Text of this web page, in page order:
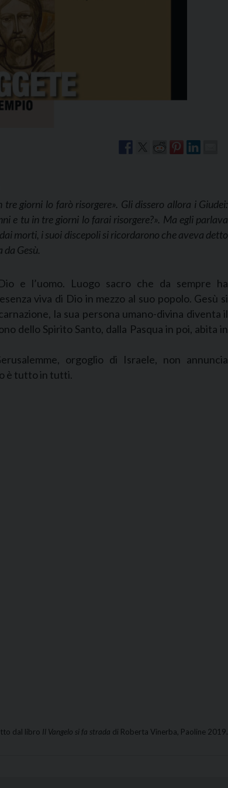
giorni lo farò risorgere». Gli dissero allora i Giudei:
e tu in tre giorni lo farai risorgere?». Ma egli parlava
morti, i suoi discepoli si ricordarono che aveva detto
Gesù.
e l’uomo. Luogo sacro che da sempre ha
viva di Dio in mezzo al suo popolo. Gesù si
la sua persona umano-divina diventa il
dello Spirito Santo, dalla Pasqua in poi, abita in
orgoglio di Israele, non annuncia
è tutto in tutti.
dal libro Il Vangelo si fa strada di Roberta Vinerba, Paoline 2019.